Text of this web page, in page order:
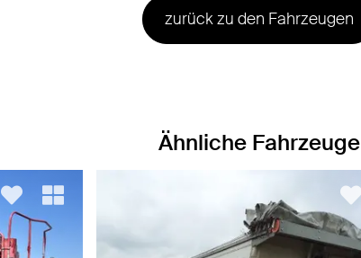
zurück zu den Fahrzeugen
Ähnliche Fahrzeuge